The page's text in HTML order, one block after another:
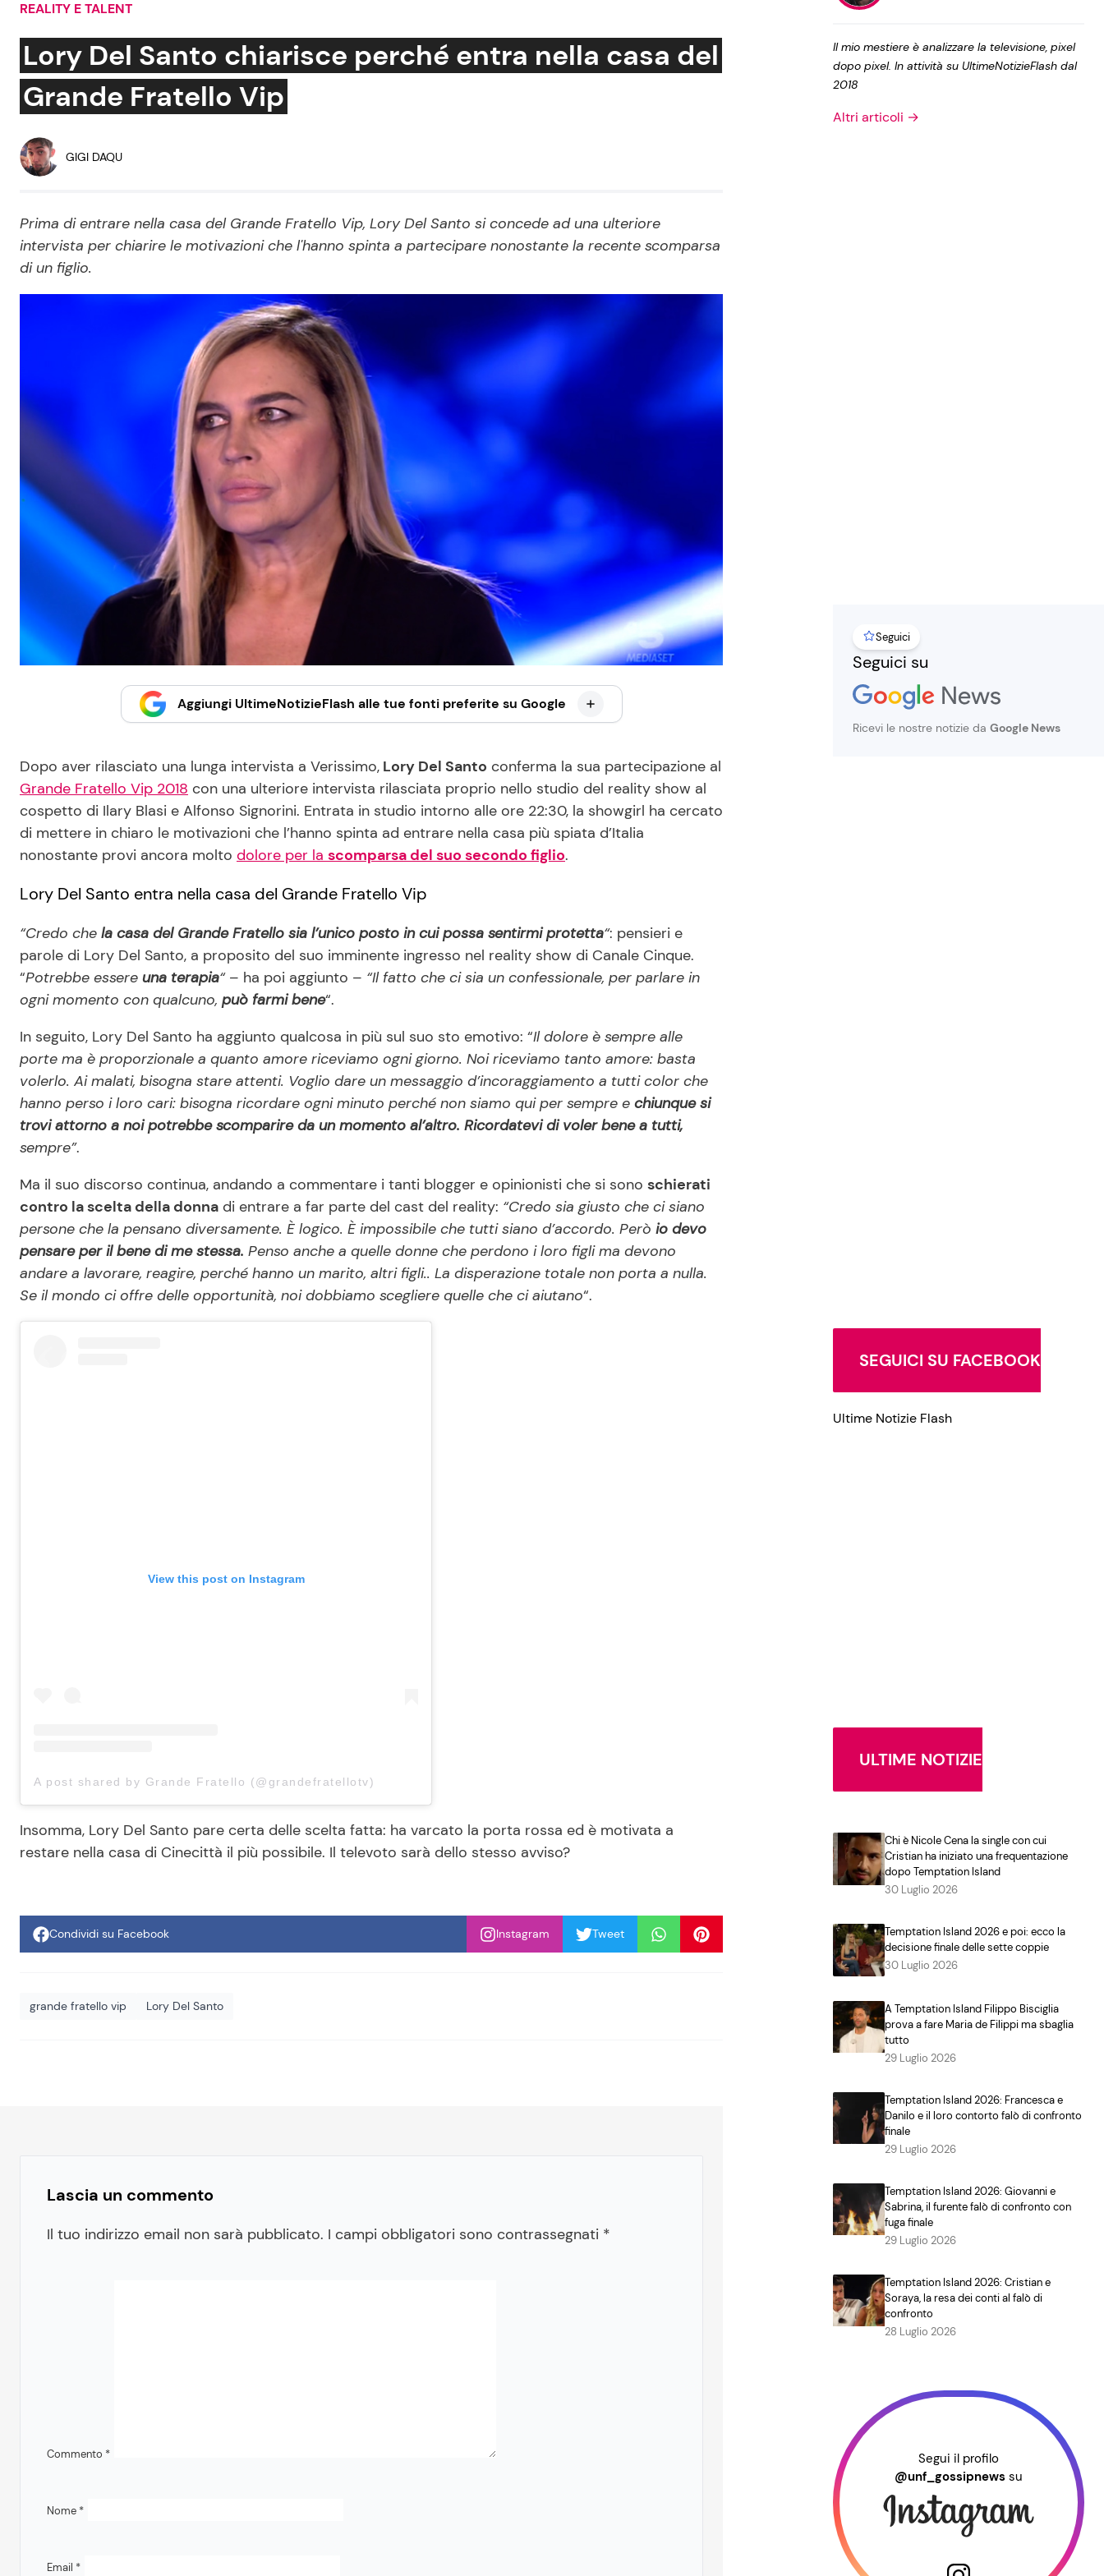
Social News
News dal mondo
Benessere
Mondo Mamma
News benessere
Viaggi e Turismo
Festività
Le Ricette in TV
Primi Piatti
Ricette Feste
Ricette per Bambini
Privacy Policy
REALITY E TALENT
Lory Del Santo chiarisce perché entra nella casa del
Grande Fratello Vip
GIGI DAQU
Prima di entrare nella casa del Grande Fratello Vip, Lory Del Santo si concede ad una ulteriore
intervista per chiarire le motivazioni che l'hanno spinta a partecipare nonostante la recente scomparsa
di un figlio.
Aggiungi UltimeNotizieFlash alle tue fonti preferite su Google
Dopo aver rilasciato una lunga intervista a Verissimo, Lory Del Santo conferma la sua partecipazione al
Grande Fratello Vip 2018 con una ulteriore intervista rilasciata proprio nello studio del reality show al
cospetto di Ilary Blasi e Alfonso Signorini. Entrata in studio intorno alle ore 22:30, la showgirl ha cercato
di mettere in chiaro le motivazioni che l’hanno spinta ad entrare nella casa più spiata d’Italia
nonostante provi ancora molto dolore per la scomparsa del suo secondo figlio.
Lory Del Santo entra nella casa del Grande Fratello Vip
“Credo che la casa del Grande Fratello sia l’unico posto in cui possa sentirmi protetta“: pensieri e
parole di Lory Del Santo, a proposito del suo imminente ingresso nel reality show di Canale Cinque.
“Potrebbe essere una terapia“– ha poi aggiunto – “Il fatto che ci sia un confessionale, per parlare in
ogni momento con qualcuno, può farmi bene“.
In seguito, Lory Del Santo ha aggiunto qualcosa in più sul suo sto emotivo: “Il dolore è sempre alle
porte ma è proporzionale a quanto amore riceviamo ogni giorno. Noi riceviamo tanto amore: basta
volerlo. Ai malati, bisogna stare attenti. Voglio dare un messaggio d’incoraggiamento a tutti color che
hanno perso i loro cari: bisogna ricordare ogni minuto perché non siamo qui per sempre e chiunque si
trovi attorno a noi potrebbe scomparire da un momento al’altro. Ricordatevi di voler bene a tutti,
sempre”.
Ma il suo discorso continua, andando a commentare i tanti blogger e opinionisti che si sono schierati
contro la scelta della donna di entrare a far parte del cast del reality: “Credo sia giusto che ci siano
persone che la pensano diversamente. È logico. È impossibile che tutti siano d’accordo. Però io devo
pensare per il bene di me stessa. Penso anche a quelle donne che perdono i loro figli ma devono
andare a lavorare, reagire, perché hanno un marito, altri figli.. La disperazione totale non porta a nulla.
Se il mondo ci offre delle opportunità, noi dobbiamo scegliere quelle che ci aiutano“.
View this post on Instagram
A post shared by Grande Fratello (@grandefratellotv)
Insomma, Lory Del Santo pare certa delle scelta fatta: ha varcato la porta rossa ed è motivata a
restare nella casa di Cinecittà il più possibile. Il televoto sarà dello stesso avviso?
Condividi su Facebook Instagram Tweet
grande fratello vip Lory Del Santo
Lascia un commento
Il tuo indirizzo email non sarà pubblicato. I campi obbligatori sono contrassegnati *
Commento *
Nome *
Email *
Il mio mestiere è analizzare la televisione, pixel
dopo pixel. In attività su UltimeNotizieFlash dal
2018
Altri articoli →
Seguici
Seguici su
Ricevi le nostre notizie da Google News
SEGUICI SU FACEBOOK
Ultime Notizie Flash
ULTIME NOTIZIE
Chi è Nicole Cena la single con cui
Cristian ha iniziato una frequentazione
dopo Temptation Island
30 Luglio 2026
Temptation Island 2026 e poi: ecco la
decisione finale delle sette coppie
30 Luglio 2026
A Temptation Island Filippo Bisciglia
prova a fare Maria de Filippi ma sbaglia
tutto
29 Luglio 2026
Temptation Island 2026: Francesca e
Danilo e il loro contorto falò di confronto
finale
29 Luglio 2026
Temptation Island 2026: Giovanni e
Sabrina, il furente falò di confronto con
fuga finale
29 Luglio 2026
Temptation Island 2026: Cristian e
Soraya, la resa dei conti al falò di
confronto
28 Luglio 2026
Segui il profilo
@unf_gossipnews su